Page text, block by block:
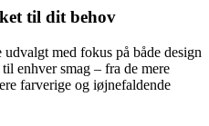
til dit behov
udvalgt med fokus på både design
enhver smag – fra de mere
farverige og iøjnefaldende